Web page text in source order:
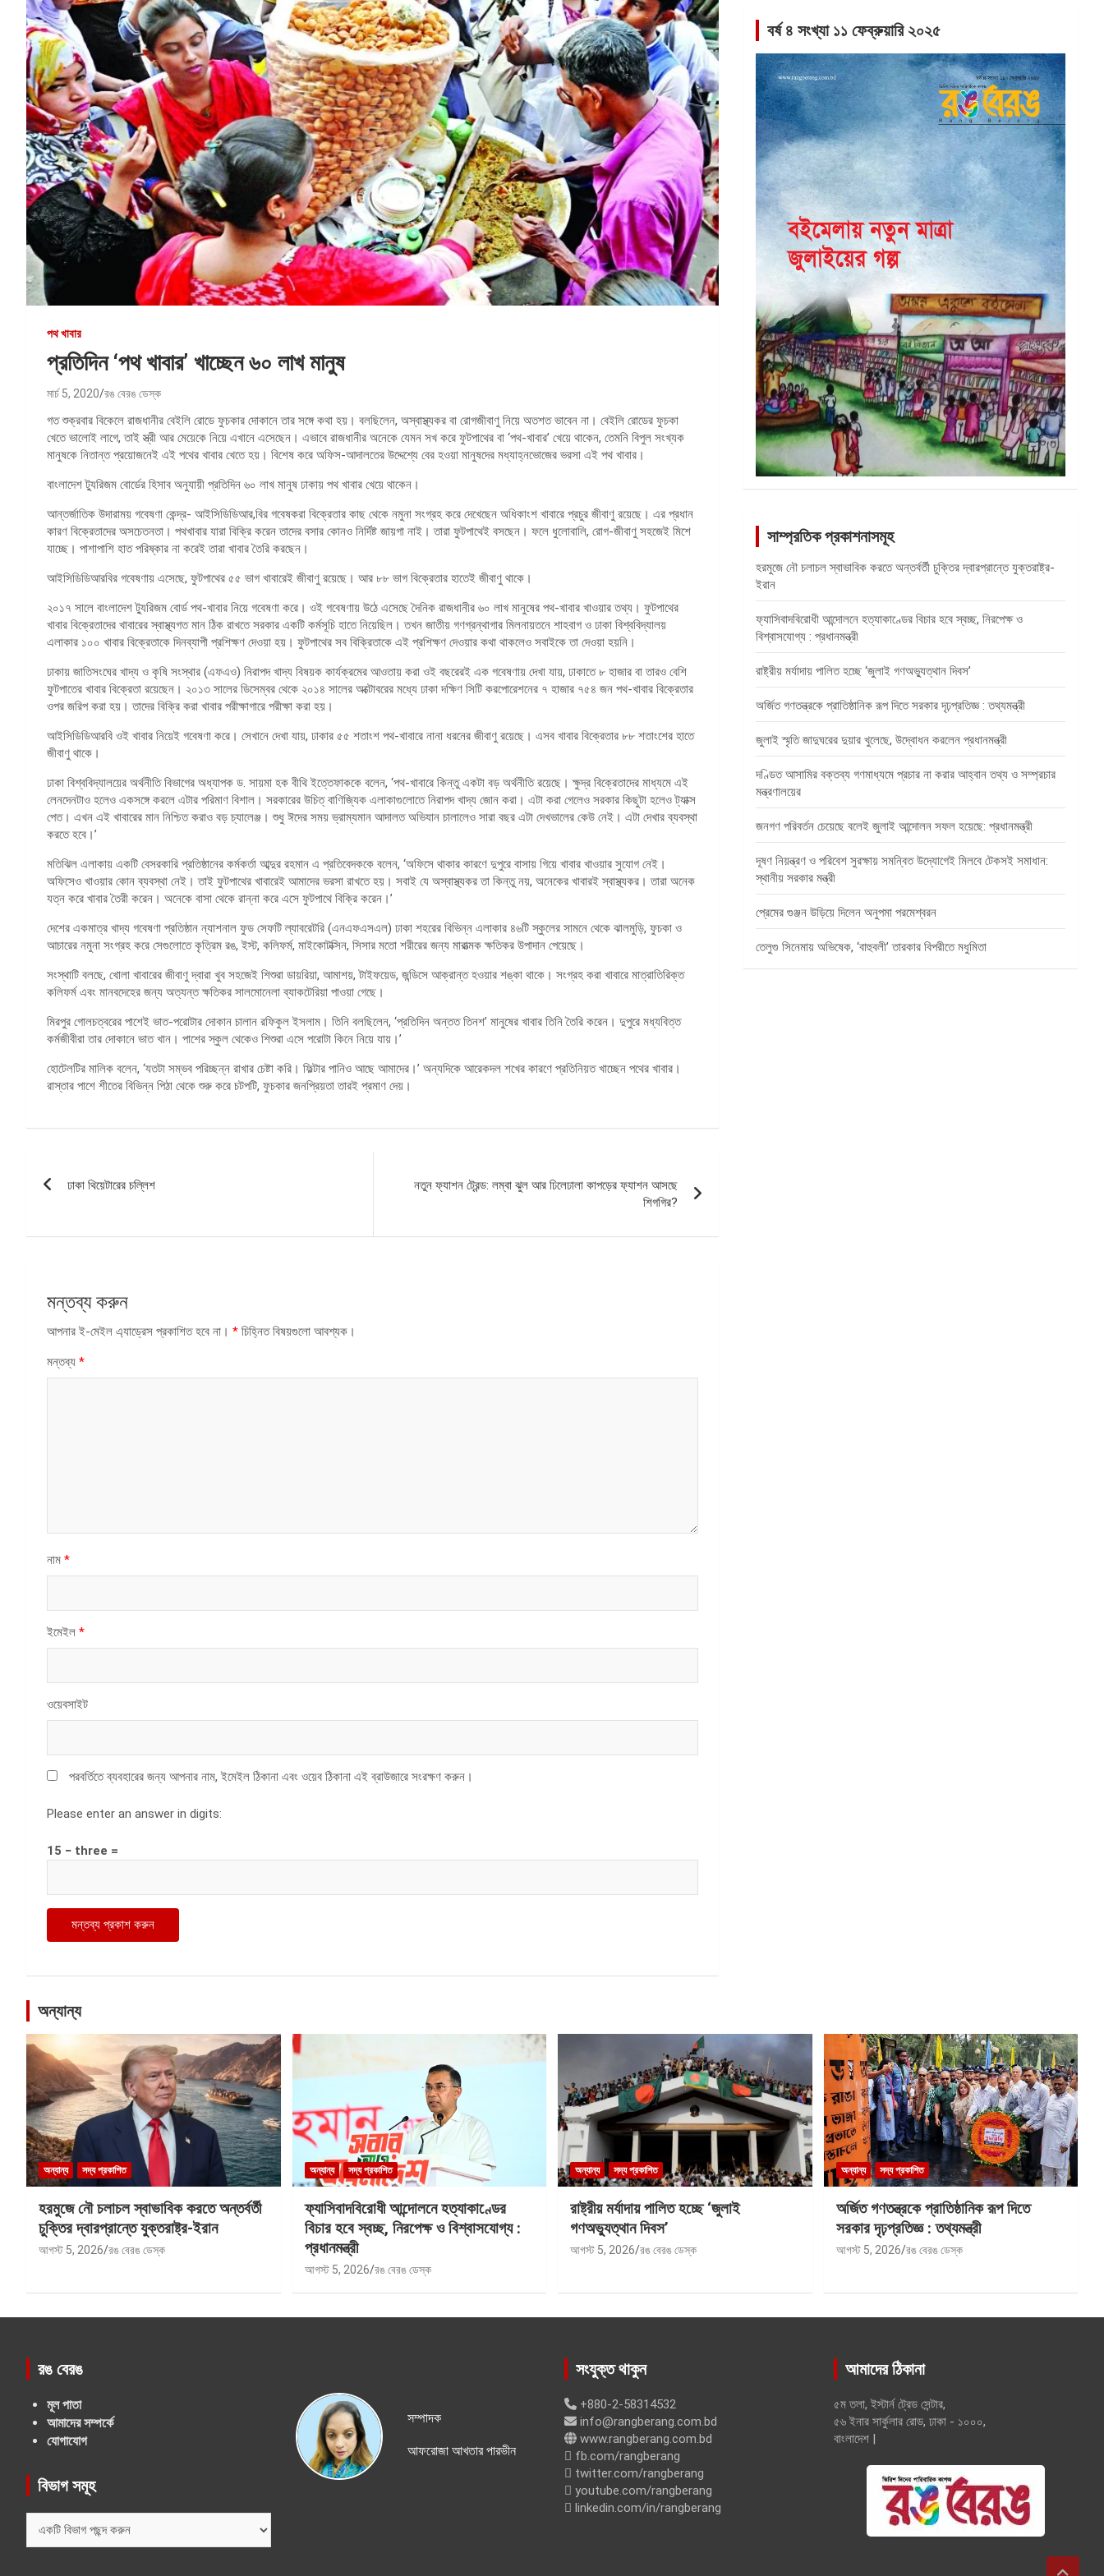
পথ খাবার
প্রতিদিন ‘পথ খাবার’ খাচ্ছেন ৬০ লাখ মানুষ
মার্চ 5, 2020 রঙ বেরঙ ডেস্ক
গত শুক্রবার বিকেলে রাজধানীর বেইলি রোডে ফুচকার দোকানে তার সঙ্গে কথা হয়। বলছিলেন, অস্বাস্থ্যকর বা রোগজীবাণু নিয়ে অতশত ভাবেন না। বেইলি রোডের ফুচকা
খেতে ভালোই লাগে, তাই স্ত্রী আর মেয়েকে নিয়ে এখানে এসেছেন। এভাবে রাজধানীর অনেকে যেমন সখ করে ফুটপাথের বা ‘পথ-খাবার’ খেয়ে থাকেন, তেমনি বিপুল সংখ্যক
মানুষকে নিতান্ত প্রয়োজনেই এই পথের খাবার খেতে হয়। বিশেষ করে অফিস-আদালতের উদ্দেশ্যে বের হওয়া মানুষদের মধ্যাহ্নভোজের ভরসা এই পথ খাবার।
বাংলাদেশ ট্যুরিজম বোর্ডের হিসাব অনুযায়ী প্রতিদিন ৬০ লাখ মানুষ ঢাকায় পথ খাবার খেয়ে থাকেন।
আন্তর্জাতিক উদারাময় গবেষণা কেন্দ্র- আইসিডিডিআর,বির গবেষকরা বিক্রেতার কাছ থেকে নমুনা সংগ্রহ করে দেখেছেন অধিকাংশ খাবারে প্রচুর জীবাণু রয়েছে। এর প্রধান
কারণ বিক্রেতাদের অসচেতনতা। পথখাবার যারা বিক্রি করেন তাদের বসার কোনও নির্দিষ্ট জায়গা নাই। তারা ফুটপাথেই বসছেন। ফলে ধুলোবালি, রোগ-জীবাণু সহজেই মিশে
যাচ্ছে। পাশাপাশি হাত পরিষ্কার না করেই তারা খাবার তৈরি করছেন।
আইসিডিডিআরবির গবেষণায় এসেছে, ফুটপাথের ৫৫ ভাগ খাবারেই জীবাণু রয়েছে। আর ৮৮ ভাগ বিক্রেতার হাতেই জীবাণু থাকে।
২০১৭ সালে বাংলাদেশ ট্যুরিজম বোর্ড পথ-খাবার নিয়ে গবেষণা করে। ওই গবেষণায় উঠে এসেছে দৈনিক রাজধানীর ৬০ লাখ মানুষের পথ-খাবার খাওয়ার তথ্য। ফুটপাথের
খাবার বিক্রেতাদের খাবারের স্বাস্থ্যগত মান ঠিক রাখতে সরকার একটি কর্মসূচি হাতে নিয়েছিল। তখন জাতীয় গণগ্রন্থাগার মিলনায়তনে শাহবাগ ও ঢাকা বিশ্ববিদ্যালয়
এলাকার ১০০ খাবার বিক্রেতাকে দিনব্যাপী প্রশিক্ষণ দেওয়া হয়। ফুটপাথের সব বিক্রিতাকে এই প্রশিক্ষণ দেওয়ার কথা থাকলেও সবাইকে তা দেওয়া হয়নি।
ঢাকায় জাতিসংঘের খাদ্য ও কৃষি সংস্থার (এফএও) নিরাপদ খাদ্য বিষয়ক কার্যক্রমের আওতায় করা ওই বছরেরই এক গবেষণায় দেখা যায়, ঢাকাতে ৮ হাজার বা তারও বেশি
ফুটপাতের খাবার বিক্রেতা রয়েছেন। ২০১৩ সালের ডিসেম্বর থেকে ২০১৪ সালের অক্টোবরের মধ্যে ঢাকা দক্ষিণ সিটি করপোরেশনের ৭ হাজার ৭৫৪ জন পথ-খাবার বিক্রেতার
ওপর জরিপ করা হয়। তাদের বিক্রি করা খাবার পরীক্ষাগারে পরীক্ষা করা হয়।
আইসিডিডিআরবি ওই খাবার নিয়েই গবেষণা করে। সেখানে দেখা যায়, ঢাকার ৫৫ শতাংশ পথ-খাবারে নানা ধরনের জীবাণু রয়েছে। এসব খাবার বিক্রেতার ৮৮ শতাংশের হাতে
জীবাণু থাকে।
ঢাকা বিশ্ববিদ্যালয়ের অর্থনীতি বিভাগের অধ্যাপক ড. সায়মা হক বীথি ইত্তেফাককে বলেন, ‘পথ-খাবারে কিন্তু একটা বড় অর্থনীতি রয়েছে। ক্ষুদ্র বিক্রেতাদের মাধ্যমে এই
লেনদেনটাও হলেও একসঙ্গে করলে এটার পরিমাণ বিশাল। সরকারের উচিত্ বাণিজ্যিক এলাকাগুলোতে নিরাপদ খাদ্য জোন করা। এটা করা গেলেও সরকার কিছুটা হলেও ট্যাক্স
পেত। এখন এই খাবারের মান নিশ্চিত করাও বড় চ্যালেঞ্জ। শুধু ঈদের সময় ভ্রাম্যমান আদালত অভিযান চালালেও সারা বছর এটা দেখভালের কেউ নেই। এটা দেখার ব্যবস্থা
করতে হবে।’
মতিঝিল এলাকায় একটি বেসরকারি প্রতিষ্ঠানের কর্মকর্তা আব্দুর রহমান এ প্রতিবেদককে বলেন, ‘অফিসে থাকার কারণে দুপুরে বাসায় গিয়ে খাবার খাওয়ার সুযোগ নেই।
অফিসেও খাওয়ার কোন ব্যবস্থা নেই। তাই ফুটপাথের খাবারেই আমাদের ভরসা রাখতে হয়। সবাই যে অস্বাস্থ্যকর তা কিন্তু নয়, অনেকের খাবারই স্বাস্থ্যকর। তারা অনেক
যত্ন করে খাবার তৈরী করেন। অনেকে বাসা থেকে রান্না করে এসে ফুটপাথে বিক্রি করেন।’
দেশের একমাত্র খাদ্য গবেষণা প্রতিষ্ঠান ন্যাশনাল ফুড সেফটি ল্যাবরেটরি (এনএফএসএল) ঢাকা শহরের বিভিন্ন এলাকার ৪৬টি স্কুলের সামনে থেকে ঝালমুড়ি, ফুচকা ও
আচারের নমুনা সংগ্রহ করে সেগুলোতে কৃত্রিম রঙ, ইস্ট, কলিফর্ম, মাইকোটক্সিন, সিসার মতো শরীরের জন্য মারাত্মক ক্ষতিকর উপাদান পেয়েছে।
সংস্থাটি বলছে, খোলা খাবারের জীবাণু দ্বারা খুব সহজেই শিশুরা ডায়রিয়া, আমাশয়, টাইফয়েড, জন্ডিসে আক্রান্ত হওয়ার শঙ্কা থাকে। সংগ্রহ করা খাবারে মাত্রাতিরিক্ত
কলিফর্ম এবং মানবদেহের জন্য অত্যন্ত ক্ষতিকর সালমোনেলা ব্যাকটেরিয়া পাওয়া গেছে।
মিরপুর গোলচত্বরের পাশেই ভাত-পরোটার দোকান চালান রফিকুল ইসলাম। তিনি বলছিলেন, ‘প্রতিদিন অন্তত তিনশ’ মানুষের খাবার তিনি তৈরি করেন। দুপুরে মধ্যবিত্ত
কর্মজীবীরা তার দোকানে ভাত খান। পাশের স্কুল থেকেও শিশুরা এসে পরোটা কিনে নিয়ে যায়।’
হোটেলটির মালিক বলেন, ‘যতটা সম্ভব পরিচ্ছন্ন রাখার চেষ্টা করি। ফিল্টার পানিও আছে আমাদের।’ অন্যদিকে আরেকদল শখের কারণে প্রতিনিয়ত খাচ্ছেন পথের খাবার।
রাস্তার পাশে শীতের বিভিন্ন পিঠা থেকে শুরু করে চটপটি, ফুচকার জনপ্রিয়তা তারই প্রমাণ দেয়।
ঢাকা থিয়েটারের চল্লিশ
নতুন ফ্যাশন ট্রেন্ড: লম্বা ঝুল আর ঢিলেঢালা কাপড়ের ফ্যাশন আসছে
শিগগির?
মন্তব্য করুন
আপনার ই-মেইল এ্যাড্রেস প্রকাশিত হবে না। * চিহ্নিত বিষয়গুলো আবশ্যক।
মন্তব্য *
নাম *
ইমেইল *
ওয়েবসাইট
পরবর্তিতে ব্যবহারের জন্য আপনার নাম, ইমেইল ঠিকানা এবং ওয়েব ঠিকানা এই ব্রাউজারে সংরক্ষণ করুন।
Please enter an answer in digits:
15 − three =
বর্ষ ৪ সংখ্যা ১১ ফেব্রুয়ারি ২০২৫
সাম্প্রতিক প্রকাশনাসমূহ
হরমুজে নৌ চলাচল স্বাভাবিক করতে অন্তর্বর্তী চুক্তির দ্বারপ্রান্তে যুক্তরাষ্ট্র-
ইরান
ফ্যাসিবাদবিরোধী আন্দোলনে হত্যাকাণ্ডের বিচার হবে স্বচ্ছ, নিরপেক্ষ ও
বিশ্বাসযোগ্য : প্রধানমন্ত্রী
রাষ্ট্রীয় মর্যাদায় পালিত হচ্ছে ‘জুলাই গণঅভ্যুত্থান দিবস’
অর্জিত গণতন্ত্রকে প্রাতিষ্ঠানিক রূপ দিতে সরকার দৃঢ়প্রতিজ্ঞ : তথ্যমন্ত্রী
জুলাই স্মৃতি জাদুঘরের দুয়ার খুলেছে, উদ্বোধন করলেন প্রধানমন্ত্রী
দণ্ডিত আসামির বক্তব্য গণমাধ্যমে প্রচার না করার আহ্বান তথ্য ও সম্প্রচার
মন্ত্রণালয়ের
জনগণ পরিবর্তন চেয়েছে বলেই জুলাই আন্দোলন সফল হয়েছে: প্রধানমন্ত্রী
দূষণ নিয়ন্ত্রণ ও পরিবেশ সুরক্ষায় সমন্বিত উদ্যোগেই মিলবে টেকসই সমাধান:
স্থানীয় সরকার মন্ত্রী
প্রেমের গুঞ্জন উড়িয়ে দিলেন অনুপমা পরমেশ্বরন
তেলুগু সিনেমায় অভিষেক, ‘বাহুবলী’ তারকার বিপরীতে মধুমিতা
অন্যান্য
অন্যান্য সদ্য প্রকাশিত
হরমুজে নৌ চলাচল স্বাভাবিক করতে অন্তর্বর্তী
চুক্তির দ্বারপ্রান্তে যুক্তরাষ্ট্র-ইরান
আগস্ট 5, 2026 রঙ বেরঙ ডেস্ক
অন্যান্য সদ্য প্রকাশিত
ফ্যাসিবাদবিরোধী আন্দোলনে হত্যাকাণ্ডের
বিচার হবে স্বচ্ছ, নিরপেক্ষ ও বিশ্বাসযোগ্য :
প্রধানমন্ত্রী
আগস্ট 5, 2026 রঙ বেরঙ ডেস্ক
অন্যান্য সদ্য প্রকাশিত
রাষ্ট্রীয় মর্যাদায় পালিত হচ্ছে ‘জুলাই
গণঅভ্যুত্থান দিবস’
আগস্ট 5, 2026 রঙ বেরঙ ডেস্ক
অন্যান্য সদ্য প্রকাশিত
অর্জিত গণতন্ত্রকে প্রাতিষ্ঠানিক রূপ দিতে
সরকার দৃঢ়প্রতিজ্ঞ : তথ্যমন্ত্রী
আগস্ট 5, 2026 রঙ বেরঙ ডেস্ক
রঙ বেরঙ
মূল পাতা
আমাদের সম্পর্কে
যোগাযোগ
বিভাগ সমূহ
সমূহ
সম্পাদক
আফরোজা আখতার পারভীন
সংযুক্ত থাকুন
+880-2-58314532
info@rangberang.com.bd
www.rangberang.com.bd
fb.com/rangberang
twitter.com/rangberang
youtube.com/rangberang
linkedin.com/in/rangberang
আমাদের ঠিকানা
৫ম তলা, ইস্টার্ন ট্রেড সেন্টার,
৫৬ ইনার সার্কুলার রোড, ঢাকা - ১০০০,
বাংলাদেশ |